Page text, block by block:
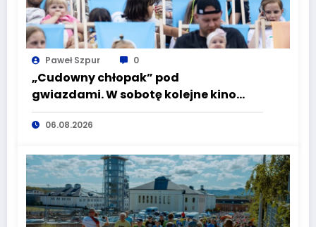
Paweł Szpur 0
„Cudowny chłopak” pod
gwiazdami. W sobotę kolejne kino
plenerowe w Aqua Zdroju
06.08.2026